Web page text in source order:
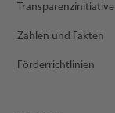
Transparenzinitiative
Zahlen und Fakten
Förderrichtlinien